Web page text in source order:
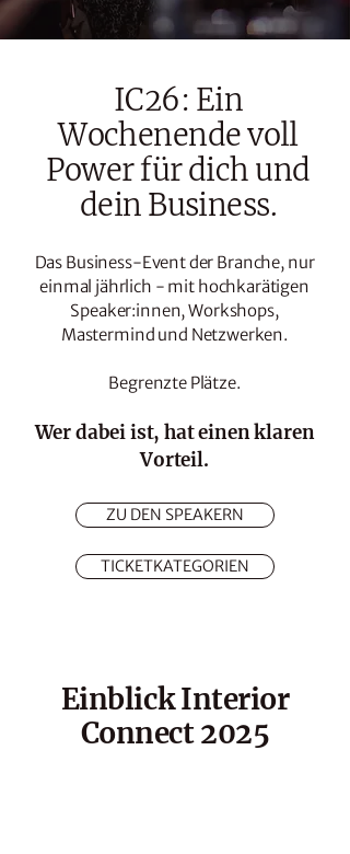
IC26: Ein
Wochenende voll
Power für dich und
dein Business.
Das Business-Event der Branche, nur
einmal jährlich - mit hochkarätigen
Speaker:innen, Workshops,
Mastermind und Netzwerken.
Begrenzte Plätze.
Wer dabei ist, hat einen klaren
Vorteil.
ZU DEN SPEAKERN
TICKETKATEGORIEN
Einblick Interior
Connect 2025